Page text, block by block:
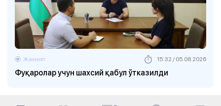
Фуқаролар учун шахсий қабул ўтказилди
Жамият 15:32 / 05.08.2026